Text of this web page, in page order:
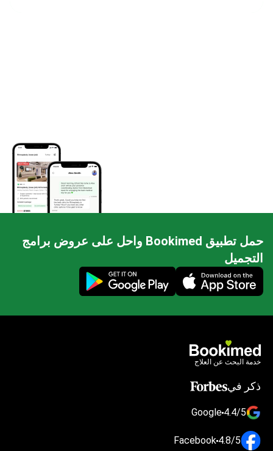
حمل تطبيق Bookimed واحل على عروض برامج
التجميل
Mobile app illustration
خدمة البحث عن العلاج
ذكر في
4.4/5
Google
4.8/5
Facebook